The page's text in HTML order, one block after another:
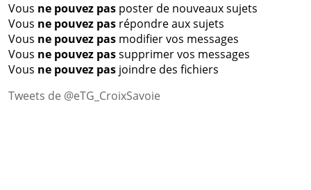
Vous ne pouvez pasposter de nouveaux sujets
Vous ne pouvez pasrépondre aux sujets
Vous ne pouvez pasmodifier vos messages
Vous ne pouvez passupprimer vos messages
Vous ne pouvez pasjoindre des fichiers
Tweets de @eTG_CroixSavoie